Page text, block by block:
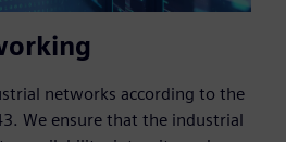
networks according to the
We ensure that the industrial